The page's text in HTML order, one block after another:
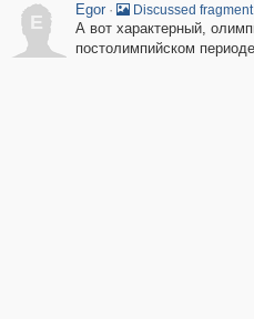
E
Egor · Discussed fragment
А вот характерный,
постолимпийском